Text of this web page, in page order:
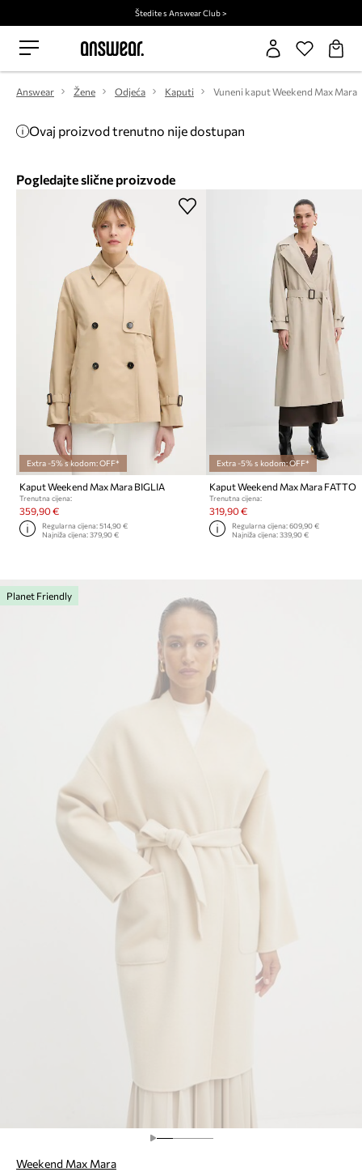
Štedite s Answear Club >
Answear Žene Odjeća Kaputi Vuneni kaput Weekend Max Mara
Ovaj proizvod trenutno nije dostupan
Pogledajte slične proizvode
Extra -5% s kodom: OFF*
Kaput Weekend Max Mara BIGLIA
Trenutna cijena:
359,90 €
Regularna cijena:514,90 €
Najniža cijena:379,90 €
Extra -5% s kodom: OFF*
Kaput Weekend Max Mara FATTO
Trenutna cijena:
319,90 €
Regularna cijena: 609,90 €
Najniža cijena: 339,90 €
Planet Friendly
Weekend Max Mara